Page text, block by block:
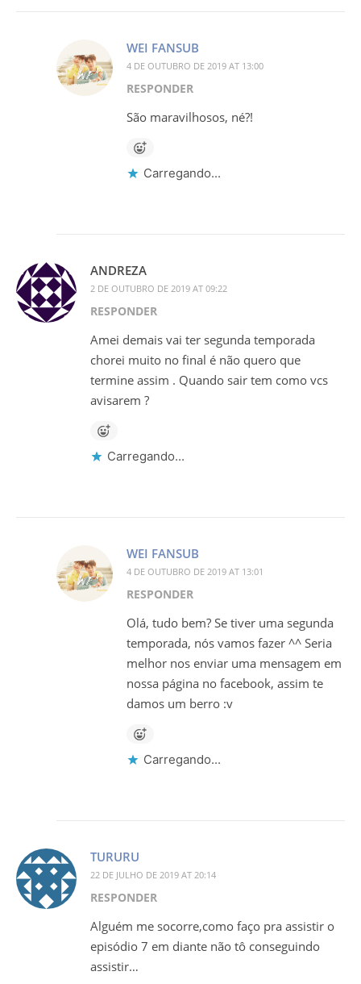
WEI FANSUB
4 DE OUTUBRO DE 2019 AT 13:00
RESPONDER
São maravilhosos, né?!
Carregando...
ANDREZA
2 DE OUTUBRO DE 2019 AT 09:22
RESPONDER
Amei demais vai ter segunda temporada
chorei muito no final é não quero que
termine assim . Quando sair tem como vcs
avisarem ?
Carregando...
WEI FANSUB
4 DE OUTUBRO DE 2019 AT 13:01
RESPONDER
Olá, tudo bem? Se tiver uma segunda
temporada, nós vamos fazer ^^ Seria
melhor nos enviar uma mensagem em
nossa página no facebook, assim te
damos um berro :v
Carregando...
TURURU
22 DE JULHO DE 2019 AT 20:14
RESPONDER
Alguém me socorre,como faço pra assistir o
episódio 7 em diante não tô conseguindo
assistir…